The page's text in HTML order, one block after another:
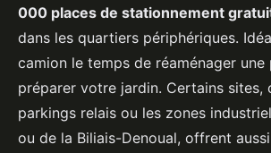
000 places de stationnement
dans les quartiers périphériques.
camion le temps de réaménager une
préparer votre jardin. Certains sites,
parkings relais ou les zones
ou de la Biliais-Denoual, offrent